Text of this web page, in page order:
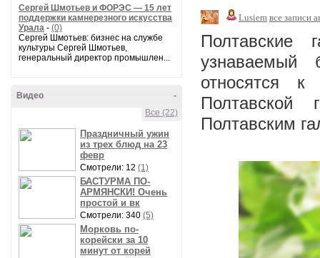
Сергей Шмотьев и ФОРЭС — 15 лет
поддержки камнерезного искусства
Урала - (0)
Сергей Шмотьев: бизнес на службе
культуры Сергей Шмотьев,
генеральный директор промышлен...
-
Видео
Все (22)
Праздничный ужин
из трех блюд на 23
февр
Смотрели: 12 (1)
БАСТУРМА ПО-
АРМЯНСКИ! Очень
простой и вк
Смотрели: 340 (5)
Морковь по-
корейски за 10
минут от корей
Lusiem все записи
узнаваемый
относятся
Полтавской
Полтавским